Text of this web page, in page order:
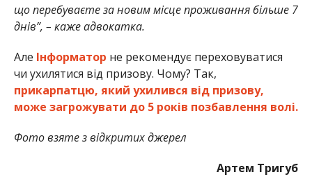
що перебуваєте за новим місце проживання більше 7
днів”, – каже адвокатка.
Але Інформатор не рекомендує переховуватися
чи ухилятися від призову. Чому? Так,
прикарпатцю, який ухилився від призову,
може загрожувати до 5 років позбавлення волі.
Фото взяте з відкритих джерел
Артем Тригуб